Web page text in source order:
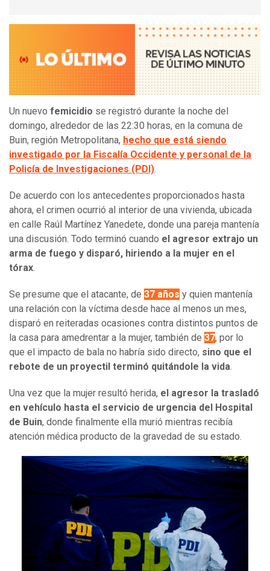
Un nuevo femicidio se registró durante la noche del
domingo, alrededor de las 22:30 horas, en la comuna de
Buin, región Metropolitana, hecho que está siendo
investigado por la Fiscalía Occidente y personal de la
Policía de Investigaciones (PDI).
De acuerdo con los antecedentes proporcionados hasta
ahora, el crimen ocurrió al interior de una vivienda, ubicada
en calle Raúl Martínez Yanedete, donde una pareja mantenía
una discusión. Todo terminó cuando el agresor extrajo un
arma de fuego y disparó, hiriendo a la mujer en el
tórax.
Se presume que el atacante, de 37 años y quien mantenía
una relación con la víctima desde hace al menos un mes,
disparó en reiteradas ocasiones contra distintos puntos de
la casa para amedrentar a la mujer, también de 37, por lo
que el impacto de bala no habría sido directo, sino que el
rebote de un proyectil terminó quitándole la vida.
Una vez que la mujer resultó herida, el agresor la trasladó
en vehículo hasta el servicio de urgencia del Hospital
de Buin, donde finalmente ella murió mientras recibía
atención médica producto de la gravedad de su estado.